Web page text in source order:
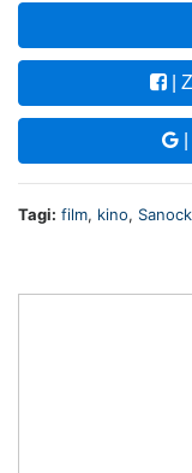
|
|
Tagi: film, kino,